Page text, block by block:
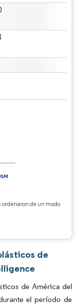
ordenaron de un modo
de
de América del
el período de